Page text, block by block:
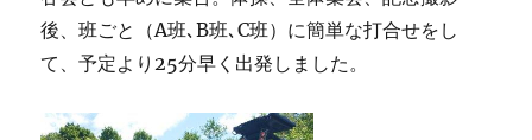
後、班ごと（A班､B班､C班）に簡単な打合せをし
て、予定より25分早く出発しました。